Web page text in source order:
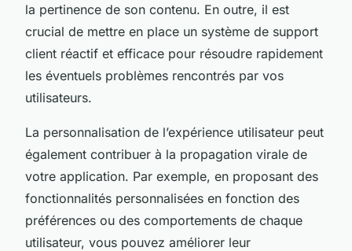
la pertinence de son contenu. En outre, il est
crucial de mettre en place un système de support
client réactif et efficace pour résoudre rapidement
les éventuels problèmes rencontrés par vos
utilisateurs.
La personnalisation de l’expérience utilisateur peut
également contribuer à la propagation virale de
votre application. Par exemple, en proposant des
fonctionnalités personnalisées en fonction des
préférences ou des comportements de chaque
utilisateur, vous pouvez améliorer leur